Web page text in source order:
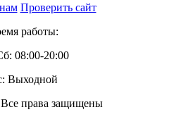
Проверить сайт
работы:
08:00-20:00
Выходной
права защищены